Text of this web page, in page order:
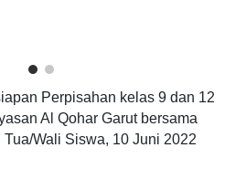
Perpisahan kelas 9 dan 12
Al Qohar Garut bersama
Wali Siswa, 10 Juni 2022